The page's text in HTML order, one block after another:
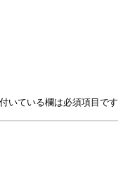
いている欄は必須項目です